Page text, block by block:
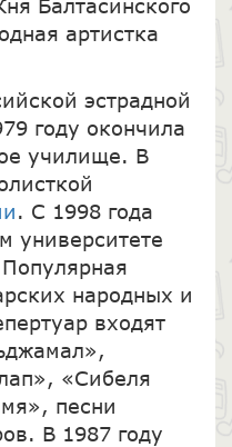
Балтасинского
артистка
эстрадной
году окончила
училище. В
. С 1998 года
университете
народных и
входят
«Сибеля
песни
В 1987 году